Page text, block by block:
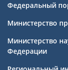
Федеральный
Министерство
Министерство
Федерации